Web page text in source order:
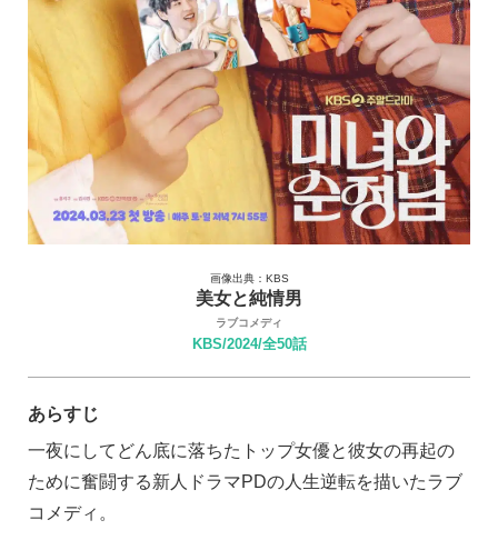
画像出典：KBS
美女と純情男
ラブコメディ
KBS/2024/全50話
あらすじ
一夜にしてどん底に落ちたトップ女優と彼女の再起の
ために奮闘する新人ドラマPDの人生逆転を描いたラブ
コメディ。